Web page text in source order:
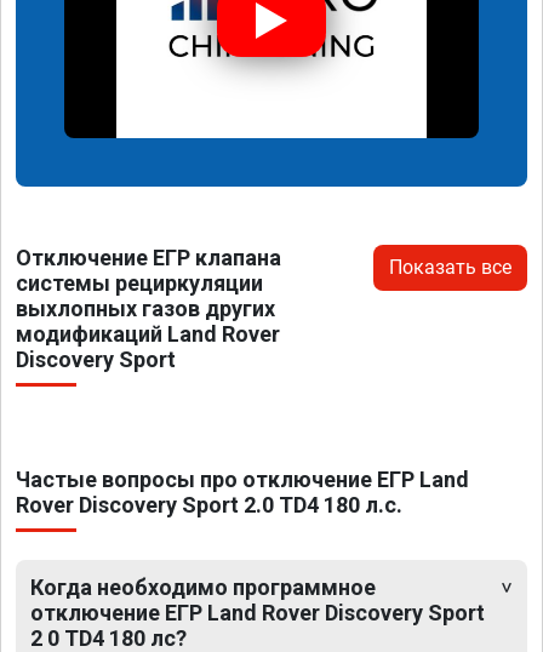
Отключение ЕГР клапана
системы рециркуляции
выхлопных газов других
модификаций Land Rover
Discovery Sport
Показать все
Частые вопросы про отключение ЕГР Land
Rover Discovery Sport 2.0 TD4 180 л.с.
Когда необходимо программное
отключение ЕГР Land Rover Discovery Sport
2 0 TD4 180 лс?